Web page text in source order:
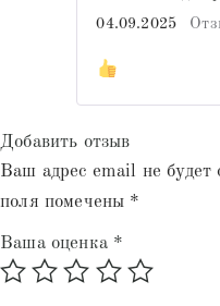
04.09.2025
Добавить отзыв
Ваш адрес email не будет
поля помечены *
Ваша оценка *